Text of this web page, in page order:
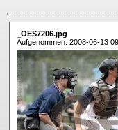
_OES7206.jpg
Aufgenommen: 2008-06-13